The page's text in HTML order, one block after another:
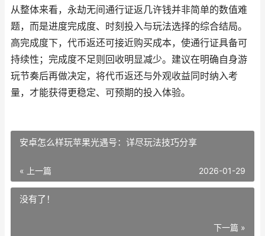
从整体来看，永劫无间通行证返几许钱并非简单的数值难
题，而是进度完成度、时刻投入与玩法选择的综合结局。
高完成度下，代币返还可接近购买成本，使通行证具备可
持续性；完成度不足则回收明显减少。建议在明确自身游
玩节奏后再做决定，将代币返还与外观收益同时纳入考
量，才能获得更稳定、可预期的投入体验。
安卓怎么样玩苹果光遇号：详尽玩法技巧分享
« 上一篇 2026-01-29
没有了！
下一篇 »